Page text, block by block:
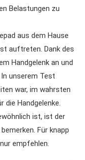
Belastungen zu
aus dem Hause
auftreten. Dank des
Handgelenk an und
unserem Test
war, im wahrsten
die Handgelenke.
ist, ist der
Für knapp
empfehlen.